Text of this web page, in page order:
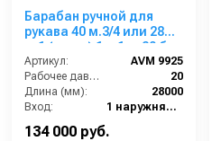
Барабан ручной для
рукава 40 м.3/4 или 28
м.1 (нерж.) 1ш.1ш. 20 бар
Артикул:
AVM 9925
Рабочее давление (бар):
20
Длина (мм):
28000
Вход:
1 наружняя резьба
134 000 руб.